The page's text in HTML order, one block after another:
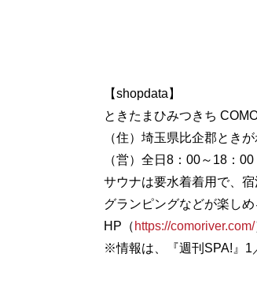
【shopdata】
ときたまひみつきち
（住）埼玉県比企郡とき
（営）全日8：00～18：00
サウナは要水着着用で、
グランピングなどが楽しめ
HP（ https://comoriver.com/
※情報は、『週刊SPA!』1